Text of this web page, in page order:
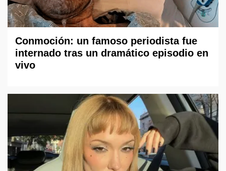
Conmoción: un famoso periodista fue
internado tras un dramático episodio en
vivo